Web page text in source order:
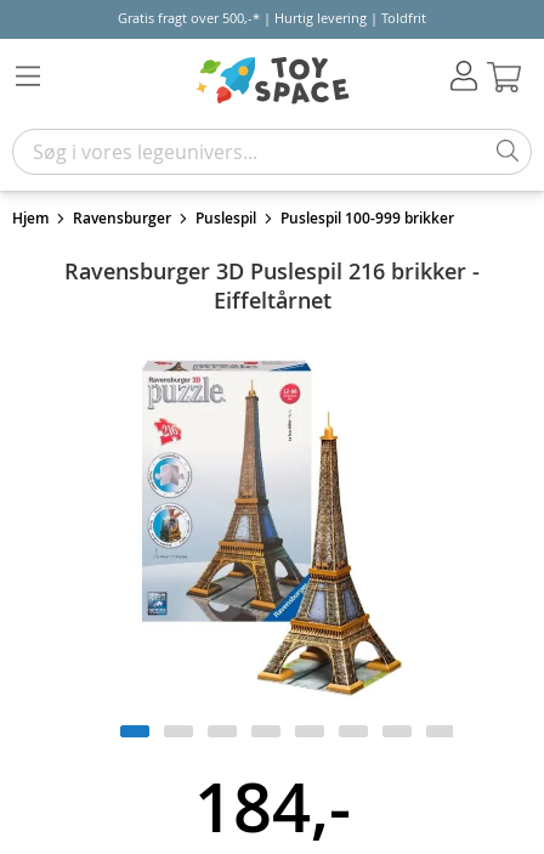
Gratis fragt over 500,-* | Hurtig levering | Toldfrit
Hjem Ravensburger Puslespil Puslespil 100-999 brikker
Ravensburger 3D Puslespil 216 brikker -
Eiffeltårnet
184,-